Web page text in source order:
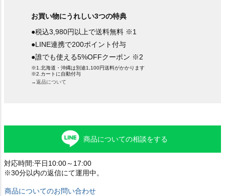
お買い物にうれしい3つの特典
●税込3,980円以上で送料無料 ※1
●LINE連携で200ポイント付与
●誰でも使える5%OFFクーポン ※2
※1.北海道・沖縄は別途1,100円送料がかかります
※2.カートに自動付与
→返品について
商品についての相談をする
対応時間:平日10:00～17:00
※30分以内の返信にて運用中。
商品についてのお問い合わせ